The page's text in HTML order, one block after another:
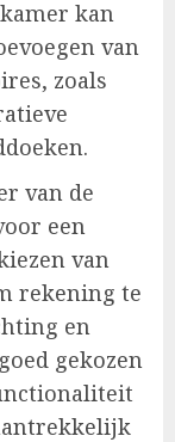
kan
van
zoals
van de
een
van
rekening te
en
gekozen